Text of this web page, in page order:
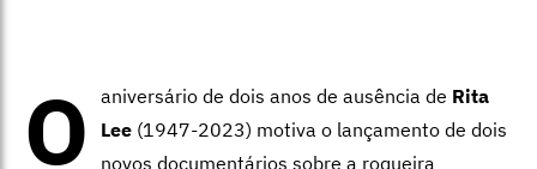
O aniversário de dois anos de ausência de Rita
Lee (1947-2023) motiva o lançamento de dois
novos documentários sobre a roqueira